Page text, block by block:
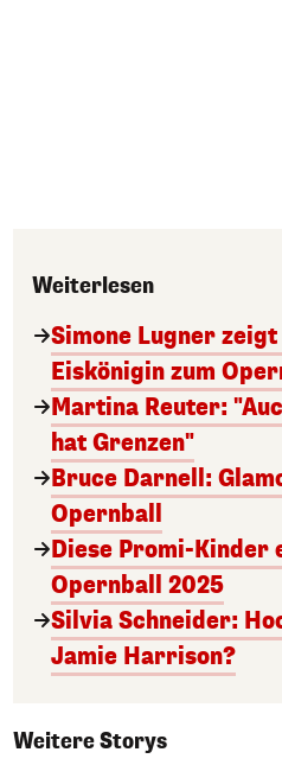
Weiterlesen
Simone Lugner
Eiskönigin zum
Martina Reuter:
hat Grenzen"
Bruce Darnell:
Opernball
Diese Promi-Kinder
Opernball 2025
Silvia Schneider:
Jamie Harrison?
Weitere Storys